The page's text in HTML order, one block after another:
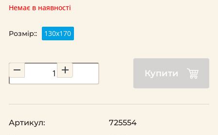
Немає в наявності
Розмір:: 130x170
Купити
Артикул:
725554